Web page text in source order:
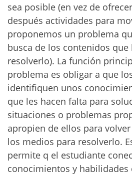
sea posible (en vez de
después actividades para
proponemos un problema
busca de los contenidos que
resolverlo). La función
problema es obligar a que
identifiquen unos
que les hacen falta para
situaciones o problemas
apropien de ellos para
los medios para resolverlo.
permite q el estudiante
conocimientos y habilidades